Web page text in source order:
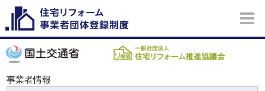
事業者情報